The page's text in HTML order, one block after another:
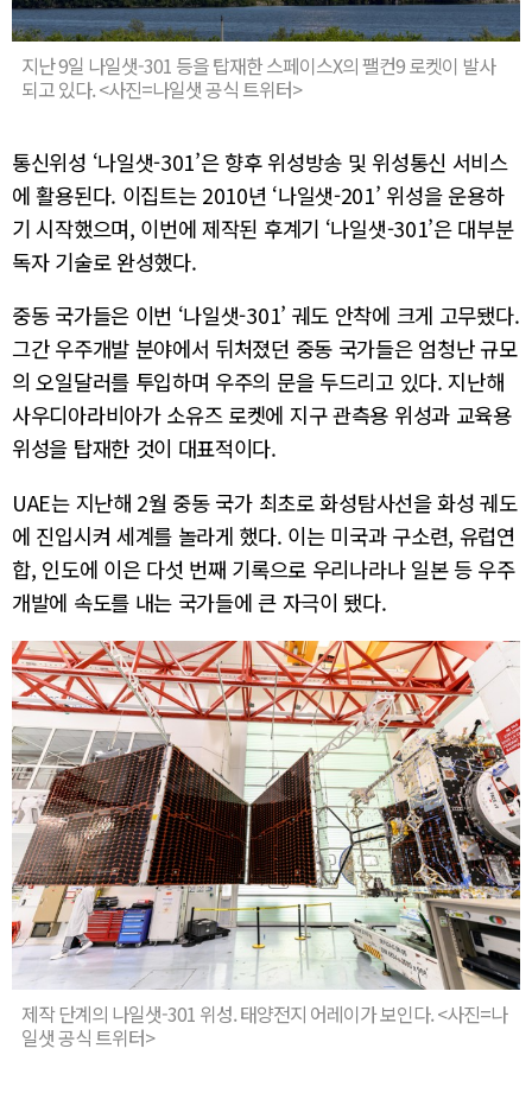
지난 9일 나일샛-301 등을 탑재한 스페이스X의 팰컨9 로켓이 발사
되고 있다. <사진=나일샛 공식 트위터>
통신위성 ‘나일샛-301’은 향후 위성방송 및 위성통신 서비스
에 활용된다. 이집트는 2010년 ‘나일샛-201’ 위성을 운용하
기 시작했으며, 이번에 제작된 후계기 ‘나일샛-301’은 대부분
독자 기술로 완성했다.
중동 국가들은 이번 ‘나일샛-301’ 궤도 안착에 크게 고무됐다.
그간 우주개발 분야에서 뒤처졌던 중동 국가들은 엄청난 규모
의 오일달러를 투입하며 우주의 문을 두드리고 있다. 지난해
사우디아라비아가 소유즈 로켓에 지구 관측용 위성과 교육용
위성을 탑재한 것이 대표적이다.
UAE는 지난해 2월 중동 국가 최초로 화성탐사선을 화성 궤도
에 진입시켜 세계를 놀라게 했다. 이는 미국과 구소련, 유럽연
합, 인도에 이은 다섯 번째 기록으로 우리나라나 일본 등 우주
개발에 속도를 내는 국가들에 큰 자극이 됐다.
제작 단계의 나일샛-301 위성. 태양전지 어레이가 보인다. <사진=나
일샛 공식 트위터>